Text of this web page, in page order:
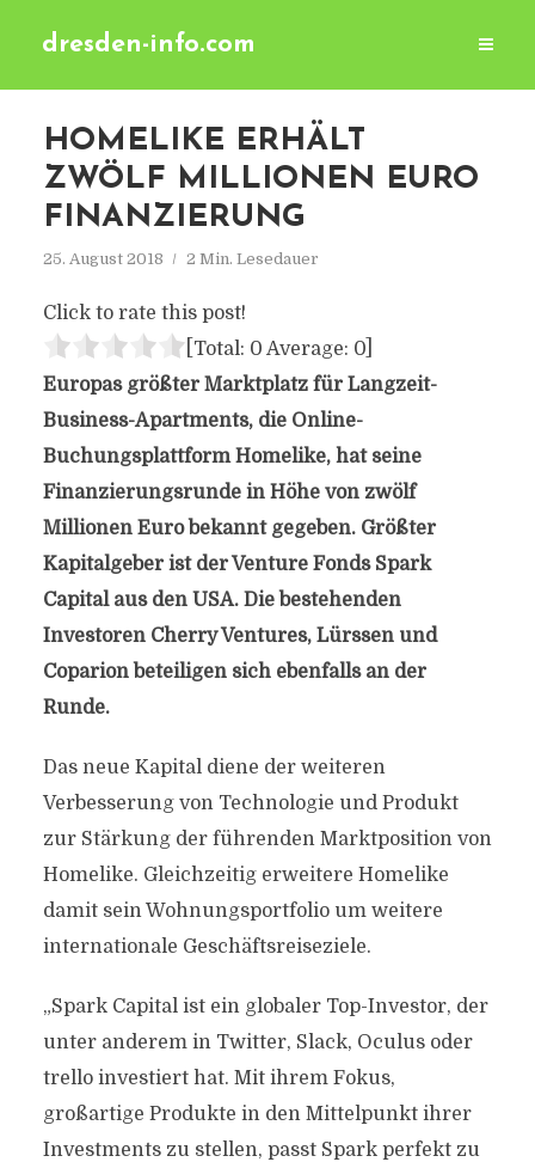
dresden-info.com
HOMELIKE ERHÄLT
ZWÖLF MILLIONEN EURO
FINANZIERUNG
25. August 2018 2 Min. Lesedauer
Click to rate this post!
[Total: 0 Average: 0]
Europas größter Marktplatz für Langzeit-
Business-Apartments, die Online-
Buchungsplattform Homelike, hat seine
Finanzierungsrunde in Höhe von zwölf
Millionen Euro bekannt gegeben. Größter
Kapitalgeber ist der Venture Fonds Spark
Capital aus den USA. Die bestehenden
Investoren Cherry Ventures, Lürssen und
Coparion beteiligen sich ebenfalls an der
Runde.
Das neue Kapital diene der weiteren
Verbesserung von Technologie und Produkt
zur Stärkung der führenden Marktposition von
Homelike. Gleichzeitig erweitere Homelike
damit sein Wohnungsportfolio um weitere
internationale Geschäftsreiseziele.
„Spark Capital ist ein globaler Top-Investor, der
unter anderem in Twitter, Slack, Oculus oder
trello investiert hat. Mit ihrem Fokus,
großartige Produkte in den Mittelpunkt ihrer
Investments zu stellen, passt Spark perfekt zu